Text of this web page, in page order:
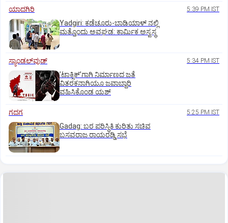
ಯಾದಗಿರಿ 5:39 PM IST
Yadgiri: ಕಡೆಚೂರು-ಬಾಡಿಯಾಳ್ ನಲ್ಲಿ
ಮತ್ತೊಂದು ಅವಘಡ: ಕಾರ್ಮಿಕ ಅಸ್ವಸ್ಥ
ಸ್ಯಾಂಡಲ್‌ವುಡ್‌ 5:34 PM IST
ʼಟಾಕ್ಸಿಕ್‌ʼಗಾಗಿ ನಿರ್ಮಾಣದ ಜತೆ
ವಿತರಕನಾಗಿಯೂ ಜವಾಬ್ದಾರಿ
ವಹಿಸಿಕೊಂಡ ಯಶ್
ಗದಗ 5:25 PM IST
Gadag: ಬರ ಪರಿಸ್ಥಿತಿ ಕುರಿತು ಸಚಿವ
ಬಸವರಾಜ ರಾಯರಡ್ಡಿ ಸಭೆ